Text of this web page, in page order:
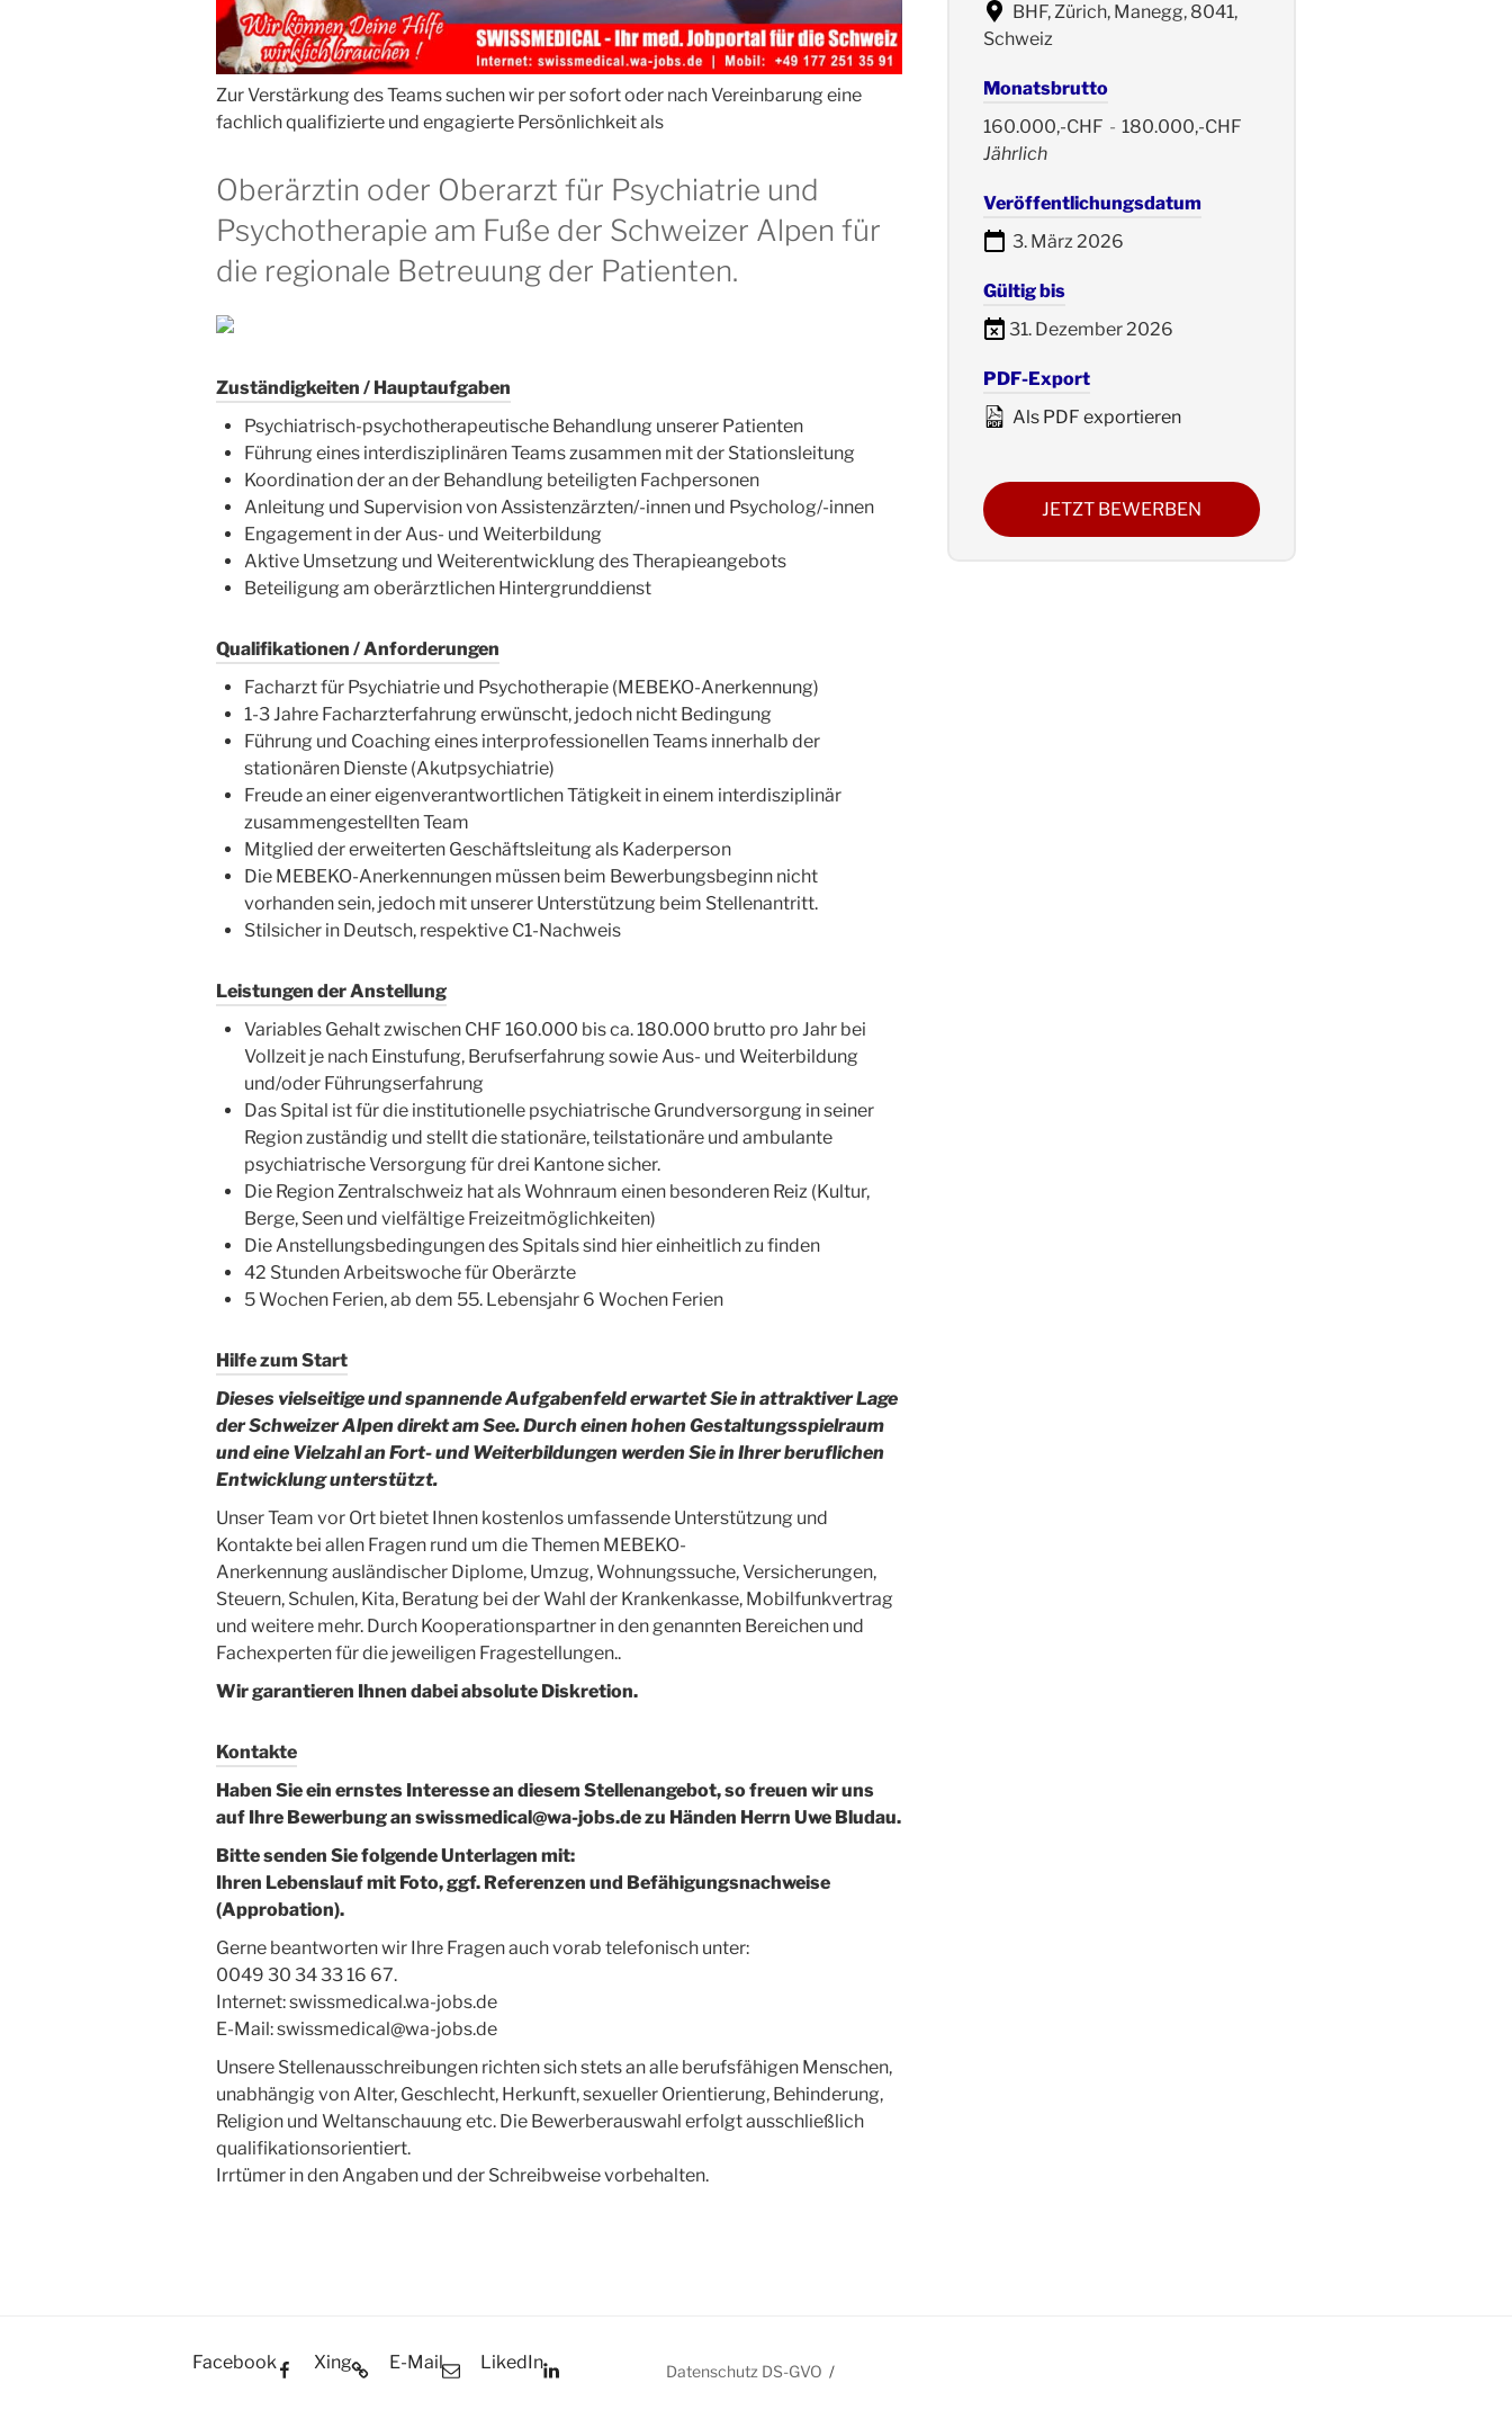
Zur Verstärkung des Teams suchen wir per sofort oder nach Vereinbarung eine
fachlich qualifizierte und engagierte Persönlichkeit als
Oberärztin oder Oberarzt für Psychiatrie und
Psychotherapie am Fuße der Schweizer Alpen für
die regionale Betreuung der Patienten.
Zuständigkeiten / Hauptaufgaben
Psychiatrisch-psychotherapeutische Behandlung unserer Patienten
Führung eines interdisziplinären Teams zusammen mit der Stationsleitung
Koordination der an der Behandlung beteiligten Fachpersonen
Anleitung und Supervision von Assistenzärzten/-innen und Psycholog/-innen
Engagement in der Aus- und Weiterbildung
Aktive Umsetzung und Weiterentwicklung des Therapieangebots
Beteiligung am oberärztlichen Hintergrunddienst
Qualifikationen / Anforderungen
Facharzt für Psychiatrie und Psychotherapie (MEBEKO-Anerkennung)
1-3 Jahre Facharzterfahrung erwünscht, jedoch nicht Bedingung
Führung und Coaching eines interprofessionellen Teams innerhalb der
stationären Dienste (Akutpsychiatrie)
Freude an einer eigenverantwortlichen Tätigkeit in einem interdisziplinär
zusammengestellten Team
Mitglied der erweiterten Geschäftsleitung als Kaderperson
Die MEBEKO-Anerkennungen müssen beim Bewerbungsbeginn nicht
vorhanden sein, jedoch mit unserer Unterstützung beim Stellenantritt.
Stilsicher in Deutsch, respektive C1-Nachweis
Leistungen der Anstellung
Variables Gehalt zwischen CHF 160.000 bis ca. 180.000 brutto pro Jahr bei
Vollzeit je nach Einstufung, Berufserfahrung sowie Aus- und Weiterbildung
und/oder Führungserfahrung
Das Spital ist für die institutionelle psychiatrische Grundversorgung in seiner
Region zuständig und stellt die stationäre, teilstationäre und ambulante
psychiatrische Versorgung für drei Kantone sicher.
Die Region Zentralschweiz hat als Wohnraum einen besonderen Reiz (Kultur,
Berge, Seen und vielfältige Freizeitmöglichkeiten)
Die Anstellungsbedingungen des Spitals sind hier einheitlich zu finden
42 Stunden Arbeitswoche für Oberärzte
5 Wochen Ferien, ab dem 55. Lebensjahr 6 Wochen Ferien
Hilfe zum Start
Dieses vielseitige und spannende Aufgabenfeld erwartet Sie in attraktiver Lage
der Schweizer Alpen direkt am See. Durch einen hohen Gestaltungsspielraum
und eine Vielzahl an Fort- und Weiterbildungen werden Sie in Ihrer beruflichen
Entwicklung unterstützt.
Unser Team vor Ort bietet Ihnen kostenlos umfassende Unterstützung und
Kontakte bei allen Fragen rund um die Themen MEBEKO-
Anerkennung ausländischer Diplome, Umzug, Wohnungssuche, Versicherungen,
Steuern, Schulen, Kita, Beratung bei der Wahl der Krankenkasse, Mobilfunkvertrag
und weitere mehr. Durch Kooperationspartner in den genannten Bereichen und
Fachexperten für die jeweiligen Fragestellungen..
Wir garantieren Ihnen dabei absolute Diskretion.
Kontakte
Haben Sie ein ernstes Interesse an diesem Stellenangebot, so freuen wir uns
auf Ihre Bewerbung an swissmedical@wa-jobs.de zu Händen Herrn Uwe Bludau.
Bitte senden Sie folgende Unterlagen mit:
Ihren Lebenslauf mit Foto, ggf. Referenzen und Befähigungsnachweise
(Approbation).
Gerne beantworten wir Ihre Fragen auch vorab telefonisch unter:
0049 30 34 33 16 67.
Internet: swissmedical.wa-jobs.de
E-Mail: swissmedical@wa-jobs.de
Unsere Stellenausschreibungen richten sich stets an alle berufsfähigen Menschen,
unabhängig von Alter, Geschlecht, Herkunft, sexueller Orientierung, Behinderung,
Religion und Weltanschauung etc. Die Bewerberauswahl erfolgt ausschließlich
qualifikationsorientiert.
Irrtümer in den Angaben und der Schreibweise vorbehalten.
BHF, Zürich, Manegg, 8041,
Schweiz
Monatsbrutto
160.000,-CHF - 180.000,-CHF
Jährlich
Veröffentlichungsdatum
3. März 2026
Gültig bis
31. Dezember 2026
PDF-Export
Als PDF exportieren
JETZT BEWERBEN
Facebook Xing E-Mail LikedIn Datenschutz DS-GVO